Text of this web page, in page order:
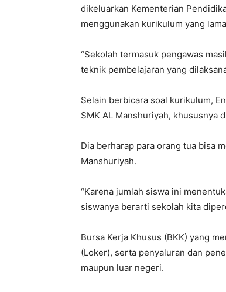
dikeluarkan Kementerian
menggunakan kurikulum yang
“Sekolah termasuk pengawas
teknik pembelajaran yang
Selain berbicara soal kurikulum,
SMK AL Manshuriyah, khususnya
Dia berharap para orang tua bisa
Manshuriyah.
“Karena jumlah siswa ini
siswanya berarti sekolah kita
Bursa Kerja Khusus (BKK) yang
(Loker), serta penyaluran dan
maupun luar negeri.